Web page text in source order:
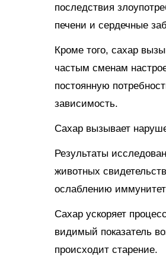
последствия
печени и сердечные
Кроме того, сахар
частым сменам
постоянную
зависимость.
Сахар вызывает
Результаты
животных
ослаблению
Сахар ускоряет
видимый показатель
происходит старение.